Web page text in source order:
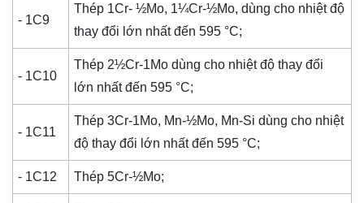
- 1C9
Thép 1Cr- ½Mo, 1¼Cr-½Mo, dùng cho nhiệt độ
thay đổi lớn nhất đến 595 °C;
- 1C10
Thép 2½Cr-1Mo dùng cho nhiệt độ thay đổi
lớn nhất đến 595 °C;
- 1C11
Thép 3Cr-1Mo, Mn-½Mo, Mn-Si dùng cho nhiệt
độ thay đổi lớn nhất đến 595 °C;
- 1C12 Thép 5Cr-½Mo;